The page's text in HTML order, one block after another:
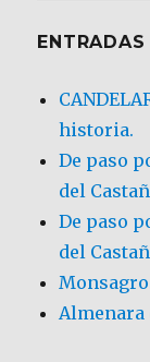
ENTRADAS
historia.
De paso
del
De paso
del
Almenara